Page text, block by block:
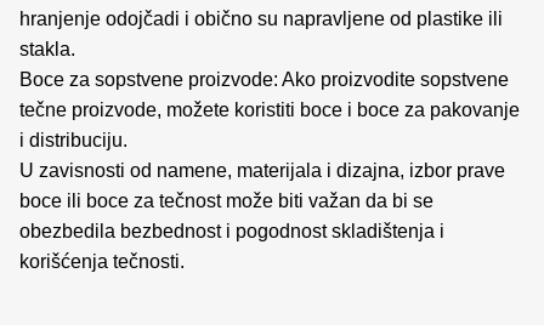
hranjenje odojčadi i obično su napravljene od plastike ili
stakla.
Boce za sopstvene proizvode: Ako proizvodite sopstvene
tečne proizvode, možete koristiti boce i boce za pakovanje
i distribuciju.
U zavisnosti od namene, materijala i dizajna, izbor prave
boce ili boce za tečnost može biti važan da bi se
obezbedila bezbednost i pogodnost skladištenja i
korišćenja tečnosti.